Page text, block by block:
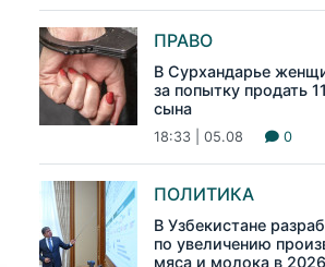
ПРАВО
В Сурхандарье
за попытку продать
сына
18:33 | 05.08 0
ПОЛИТИКА
В Узбекистане
по увеличению
мяса и молока в